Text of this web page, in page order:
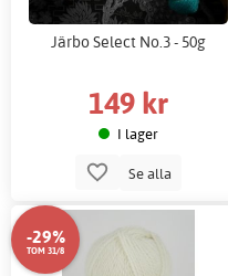
Järbo Select No.3 - 50g
149 kr
I lager
Se alla
-29%
TOM 31/8